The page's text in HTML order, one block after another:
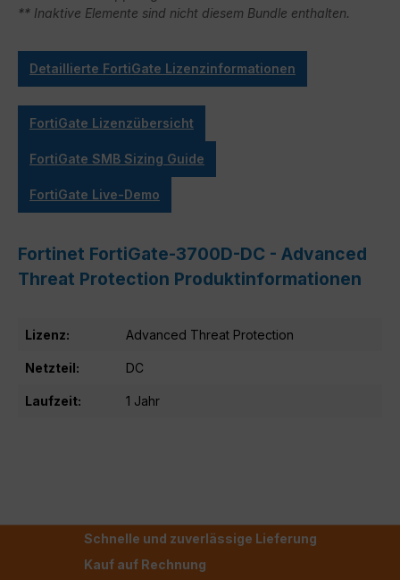
** Inaktive Elemente sind nicht diesem Bundle enthalten.
Detaillierte FortiGate Lizenzinformationen
FortiGate Lizenzübersicht
FortiGate SMB Sizing Guide
FortiGate Live-Demo
Fortinet FortiGate-3700D-DC - Advanced
Threat Protection Produktinformationen
Lizenz: Advanced Threat Protection
Netzteil: DC
Laufzeit: 1 Jahr
Schnelle und zuverlässige Lieferung
Kauf auf Rechnung